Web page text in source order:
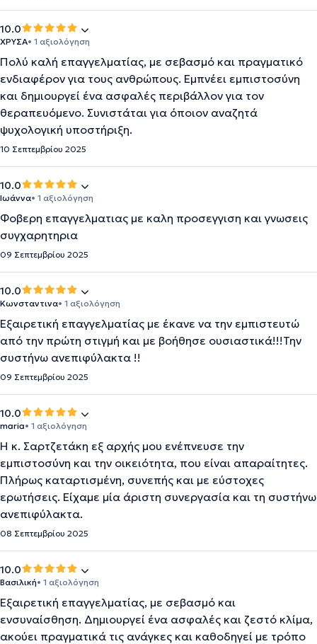
10.0
ΧΡΥΣΑ• 1 αξιολόγηση
Πολύ καλή επαγγελματίας, με σεβασμό και πραγματικό
ενδιαφέρον για τους ανθρώπους. Εμπνέει εμπιστοσύνη
και δημιουργεί ένα ασφαλές περιβάλλον για τον
θεραπευόμενο. Συνιστάται για όποιον αναζητά
ψυχολογική υποστήριξη.
10 Σεπτεμβρίου 2025
10.0
Ιωάννα• 1 αξιολόγηση
Φοβερη επαγγελματιας με καλη προσεγγιση και γνωσεις
συγχαρητηρια
09 Σεπτεμβρίου 2025
10.0
Κωνσταντινα• 1 αξιολόγηση
Εξαιρετική επαγγελματίας με έκανε να την εμπιστευτώ
από την πρώτη στιγμή και με βοήθησε ουσιαστικά!!!Την
συστήνω ανεπιφύλακτα !!
09 Σεπτεμβρίου 2025
10.0
maria• 1 αξιολόγηση
Η κ. Σαρτζετάκη εξ αρχής μου ενέπνευσε την
εμπιστοσύνη και την οικειότητα, που είναι απαραίτητες.
Πλήρως καταρτισμένη, συνεπής και με εύστοχες
ερωτήσεις. Είχαμε μία άριστη συνεργασία και τη συστήνω
ανεπιφύλακτα.
08 Σεπτεμβρίου 2025
10.0
Βασιλική• 1 αξιολόγηση
Εξαιρετική επαγγελματίας, με σεβασμό και
ενσυναίσθηση. Δημιουργεί ένα ασφαλές και ζεστό κλίμα,
ακούει πραγματικά τις ανάγκες και καθοδηγεί με τρόπο